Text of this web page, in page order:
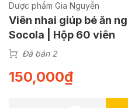
Dược phẩm Gia Nguyễn
Viên nhai giúp bé ăn
Socola | Hộp 60 viên
Đã bán 2
150,000₫